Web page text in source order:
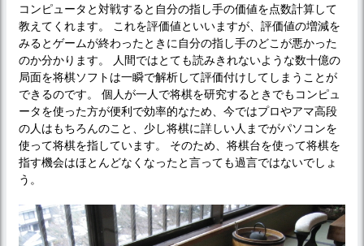
コンピュータと対戦すると自分の指し手の価値を点数計算して
教えてくれます。 これを評価値といいますが、評価値の増減を
みるとゲームが終わったときに自分の指し手のどこが悪かった
のか分かります。 人間ではとても読みきれないような数十億の
局面を将棋ソフトは一瞬で解析して評価付けしてしまうことが
できるのです。 個人が一人で将棋を研究するときでもコンピュ
ータを使った方が便利で効率的なため、今ではプロやアマ高段
の人はもちろんのこと、少し将棋に詳しい人までがパソコンを
使って将棋を指しています。 そのため、将棋台を使って将棋を
指す機会はほとんどなくなったと言っても過言ではないでしょ
う。